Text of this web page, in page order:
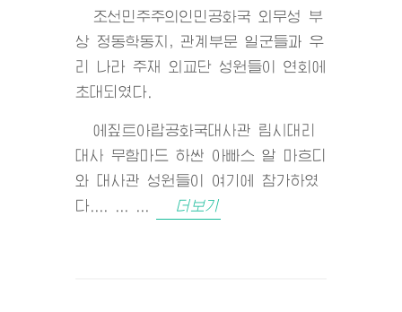
조선민주주의인민공화국 외무성 부
상 정동학동지, 관계부문 일군들과 우
리 나라 주재 외교단 성원들이 연회에
초대되였다.
에짚트아랍공화국대사관 림시대리
대사 무함마드 하싼 아빠스 알 마흐디
와 대사관 성원들이 여기에 참가하였
다.... ... ...
더보기